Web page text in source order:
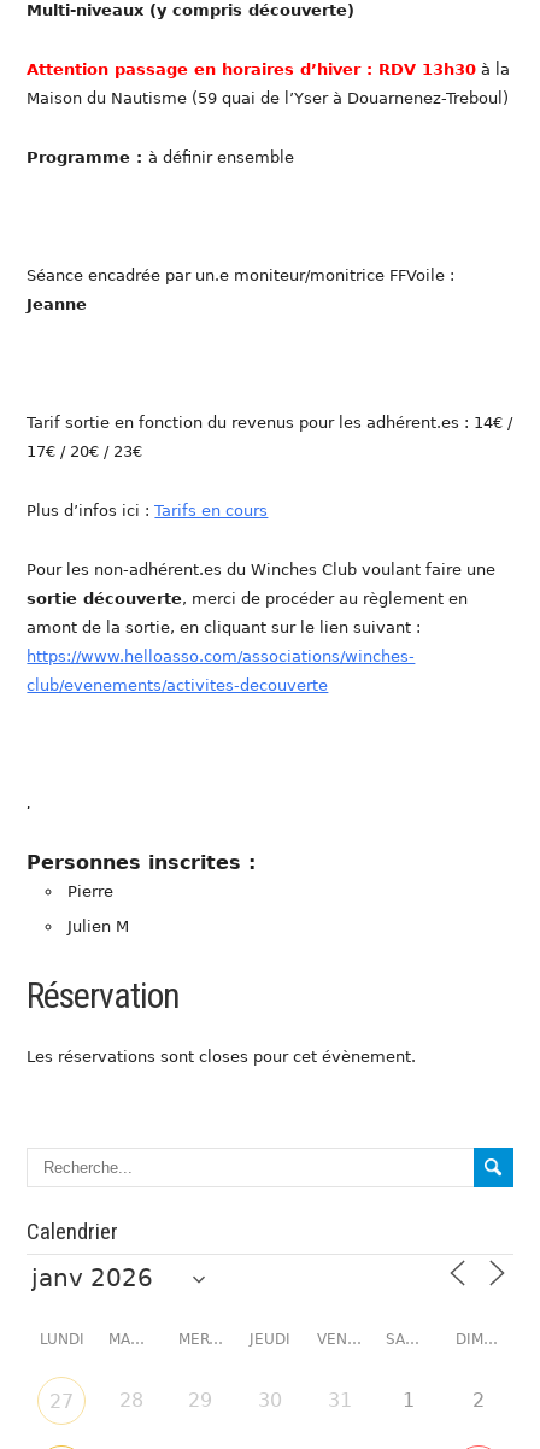
Multi-niveaux (y compris découverte)
Attention passage en horaires d’hiver : RDV 13h30 à la
Maison du Nautisme (59 quai de l’Yser à Douarnenez-Treboul)
Programme :à définir ensemble
Séance encadrée par un.e moniteur/monitrice FFVoile :
Jeanne
Tarif sortie en fonction du revenus pour les adhérent.es : 14€ /
17€ / 20€ / 23€
Plus d’infos ici :Tarifs en cours
Pour les non-adhérent.es du Winches Club voulant faire une
sortie découverte, merci de procéder au règlement en
amont de la sortie, en cliquant sur le lien suivant :
https://www.helloasso.com/associations/winches-
club/evenements/activites-decouverte
.
Personnes inscrites :
Pierre
Julien M
Réservation
Les réservations sont closes pour cet évènement.
Calendrier
LUNDI MARDI MERCREDI JEUDI VENDREDI SAMEDI DIMANCHE
27 28 29 30 31 1 2